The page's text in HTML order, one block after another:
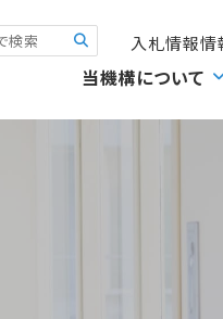
入札情報情
当機構について